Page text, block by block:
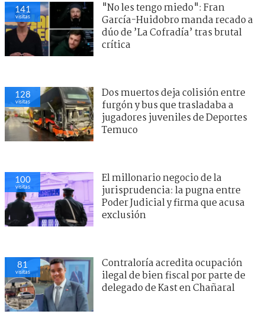
141
visitas
"No les tengo miedo": Fran
García-Huidobro manda recado a
dúo de ’La Cofradía’ tras brutal
crítica
128
visitas
Dos muertos deja colisión entre
furgón y bus que trasladaba a
jugadores juveniles de Deportes
Temuco
100
visitas
El millonario negocio de la
jurisprudencia: la pugna entre
Poder Judicial y firma que acusa
exclusión
81
visitas
Contraloría acredita ocupación
ilegal de bien fiscal por parte de
delegado de Kast en Chañaral